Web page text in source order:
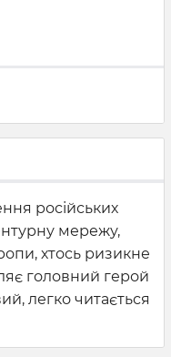
російських
мережу,
хтось ризикне
головний герой
легко читається